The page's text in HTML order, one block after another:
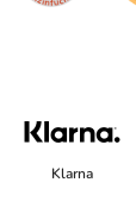
Klarna